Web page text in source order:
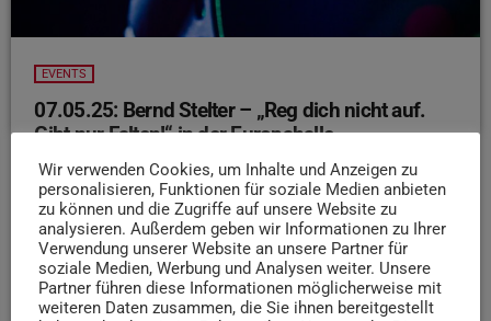
EVENTS
07.05.25: Bernd Stelter – „Reg dich nicht auf.
Gibt nur Falten!“ in der Europahalle
Worüber regen wir uns auf? Das Knöllchen, die langsame
Kassiererin, die Politik – und das Wetter! Aber was
passiert, wenn wir uns ärgern?
Richtig, die berühmte
„Zornesfalte“ zieht sich tief ins Gesicht
Aber keine
Sorge, Bernd Stelter hat die Lösung: Lachen! In seinem
neuen Programm sorgt er für reichlich Unterhaltung und
Wir verwenden Cookies, um Inhalte und Anzeigen zu
personalisieren, Funktionen für soziale Medien anbieten
zu können und die Zugriffe auf unsere Website zu
analysieren. Außerdem geben wir Informationen zu Ihrer
Verwendung unserer Website an unsere Partner für
soziale Medien, Werbung und Analysen weiter. Unsere
Partner führen diese Informationen möglicherweise mit
weiteren Daten zusammen, die Sie ihnen bereitgestellt